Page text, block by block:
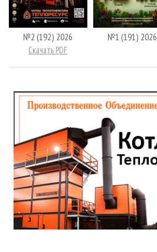
№2 (192) 2026
Скачать PDF
№1 (191) 2026